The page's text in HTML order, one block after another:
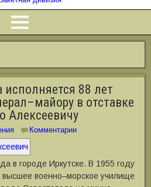
88 лет
в отставке
Алексеевичу
Комментарии
в городе Иркутске. В 1955 году
высшее военно–морское училище